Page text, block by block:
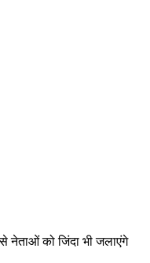
नेताओं को जिंदा भी जलाएंगे